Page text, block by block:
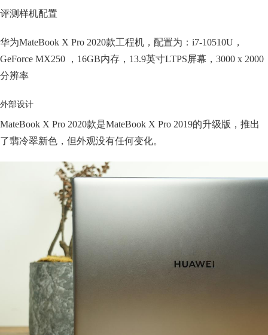
评测样机配置
华为MateBook X Pro 2020款工程机，配置为：i7-10510U，
GeForce MX250 ，16GB内存，13.9英寸LTPS屏幕，3000 x 2000
分辨率
外部设计
MateBook X Pro 2020款是MateBook X Pro 2019的升级版，推出
了翡冷翠新色，但外观没有任何变化。